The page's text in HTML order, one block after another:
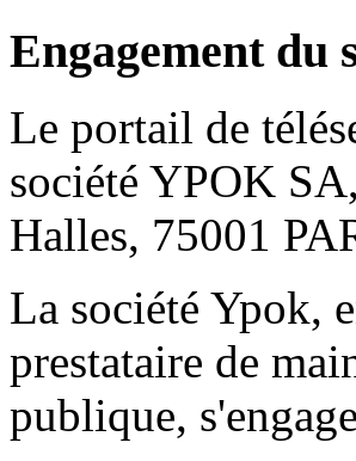
Engagement du
Le portail de
société YPOK
Halles, 75001
La société Ypok,
prestataire de
publique,